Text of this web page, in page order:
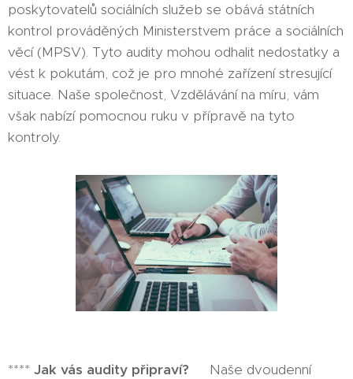
poskytovatelů sociálních služeb se obává státních
kontrol prováděných Ministerstvem práce a sociálních
věcí (MPSV). Tyto audity mohou odhalit nedostatky a
vést k pokutám, což je pro mnohé zařízení stresující
situace. Naše společnost, Vzdělávání na míru, vám
však nabízí pomocnou ruku v přípravě na tyto
kontroly.
**** Jak vás audity připraví? 📋Naše dvoudenní